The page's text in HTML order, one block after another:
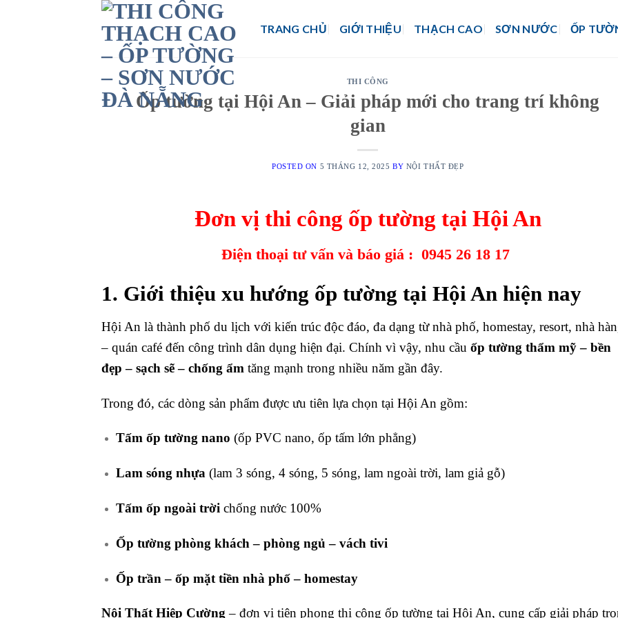
TRANG CHỦ GIỚI THIỆU THẠCH CAO SƠN NƯỚC ỐP
THI CÔNG
Ốp tường tại Hội An – Giải pháp mới cho trang trí không
gian
POSTED ON 5 THÁNG 12, 2025 BY NỘI THẤT ĐẸP
Đơn vị thi công ốp tường tại Hội An
Điện thoại tư vấn và báo giá :0945 26 18 17
1. Giới thiệu xu hướng ốp tường tại Hội An hiện nay
Hội An là thành phố du lịch với kiến trúc độc đáo, đa dạng từ nhà phố, homestay, resort, nhà
– quán café đến công trình dân dụng hiện đại. Chính vì vậy, nhu cầu ốp tường thẩm mỹ – bền
đẹp – sạch sẽ – chống ẩm tăng mạnh trong nhiều năm gần đây.
Trong đó, các dòng sản phẩm được ưu tiên lựa chọn tại Hội An gồm:
Tấm ốp tường nano (ốp PVC nano, ốp tấm lớn phẳng)
Lam sóng nhựa (lam 3 sóng, 4 sóng, 5 sóng, lam ngoài trời, lam giả gỗ)
Tấm ốp ngoài trời chống nước 100%
Ốp tường phòng khách – phòng ngủ – vách tivi
Ốp trần – ốp mặt tiền nhà phố – homestay
Nội Thất Hiệp Cường– đơn vị tiên phong thi công ốp tường tại Hội An, cung cấp giải pháp